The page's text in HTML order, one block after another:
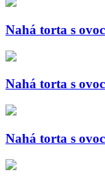
Nahá torta s
Nahá torta s
Nahá torta s